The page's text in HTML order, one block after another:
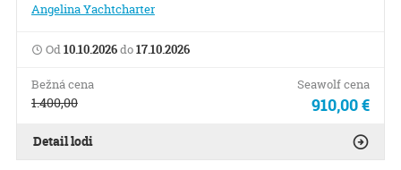
Angelina Yachtcharter
Od10.10.2026do17.10.2026
Bežná cena
1.400,00
Seawolf cena
910,00 €
Detail lodi